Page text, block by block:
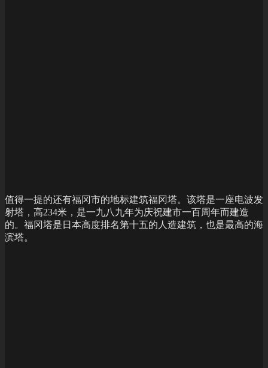
值得一提的还有福冈市的地标建筑福冈塔。该塔是一座电波发
射塔，高234米，是一九八九年为庆祝建市一百周年而建造
的。福冈塔是日本高度排名第十五的人造建筑，也是最高的海
滨塔。